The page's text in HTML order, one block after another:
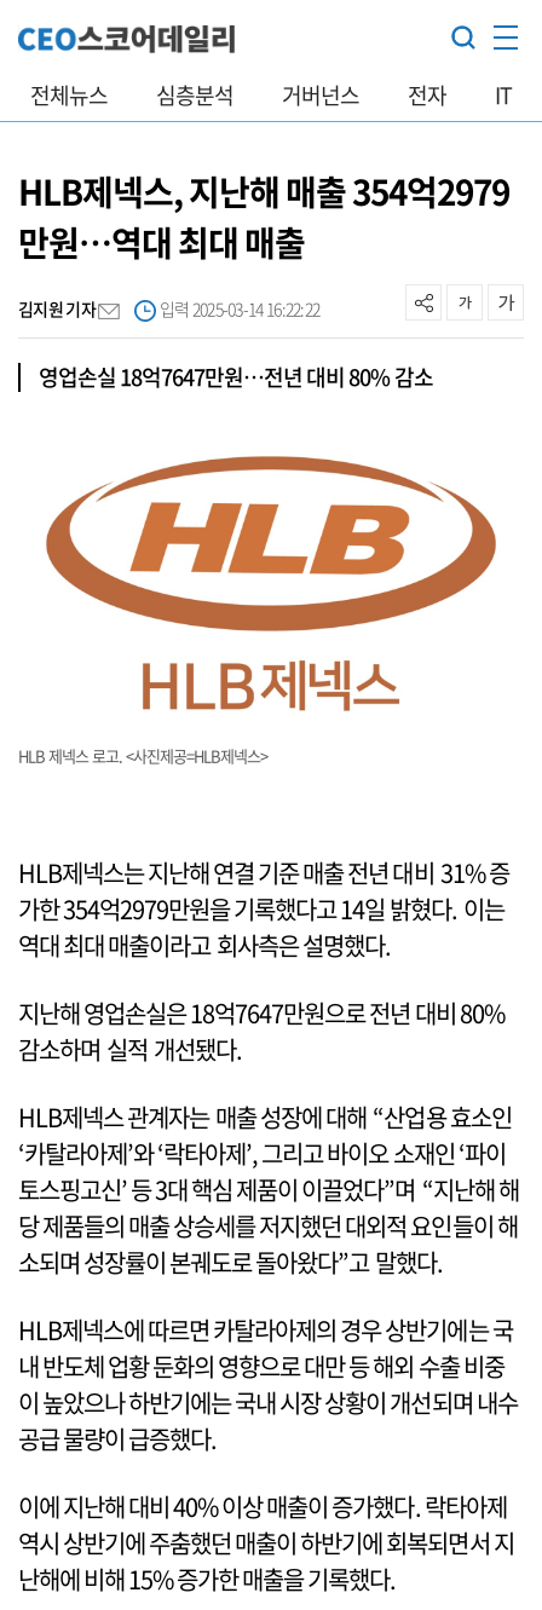
전체뉴스 심층분석 거버넌스 전자 IT
HLB제넥스, 지난해 매출 354억2979
만원…역대 최대 매출
김지원 기자 입력 2025-03-14 16:22:22
영업손실 18억7647만원…전년 대비 80% 감소
HLB 제넥스 로고. <사진제공=HLB제넥스>
HLB제넥스는 지난해 연결 기준 매출 전년 대비 31% 증
가한 354억2979만원을 기록했다고 14일 밝혔다. 이는
역대 최대 매출이라고 회사측은 설명했다.
지난해 영업손실은 18억7647만원으로 전년 대비 80%
감소하며 실적 개선됐다.
HLB제넥스 관계자는 매출 성장에 대해 “산업용 효소인
‘카탈라아제’와 ‘락타아제’, 그리고 바이오 소재인 ‘파이
토스핑고신’ 등 3대 핵심 제품이 이끌었다”며 “지난해 해
당 제품들의 매출 상승세를 저지했던 대외적 요인들이 해
소되며 성장률이 본궤도로 돌아왔다”고 말했다.
HLB제넥스에 따르면 카탈라아제의 경우 상반기에는 국
내 반도체 업황 둔화의 영향으로 대만 등 해외 수출 비중
이 높았으나 하반기에는 국내 시장 상황이 개선되며 내수
공급 물량이 급증했다.
이에 지난해 대비 40% 이상 매출이 증가했다. 락타아제
역시 상반기에 주춤했던 매출이 하반기에 회복되면서 지
난해에 비해 15% 증가한 매출을 기록했다.